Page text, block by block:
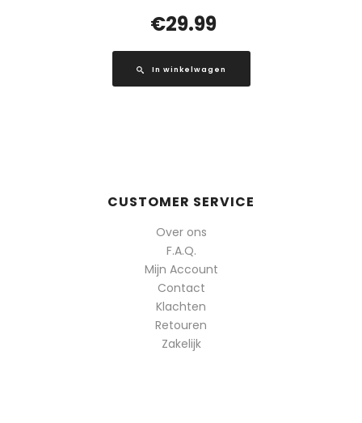
€29.99
In winkelwagen
CUSTOMER SERVICE
Over ons
F.A.Q.
Mijn Account
Contact
Klachten
Retouren
Zakelijk